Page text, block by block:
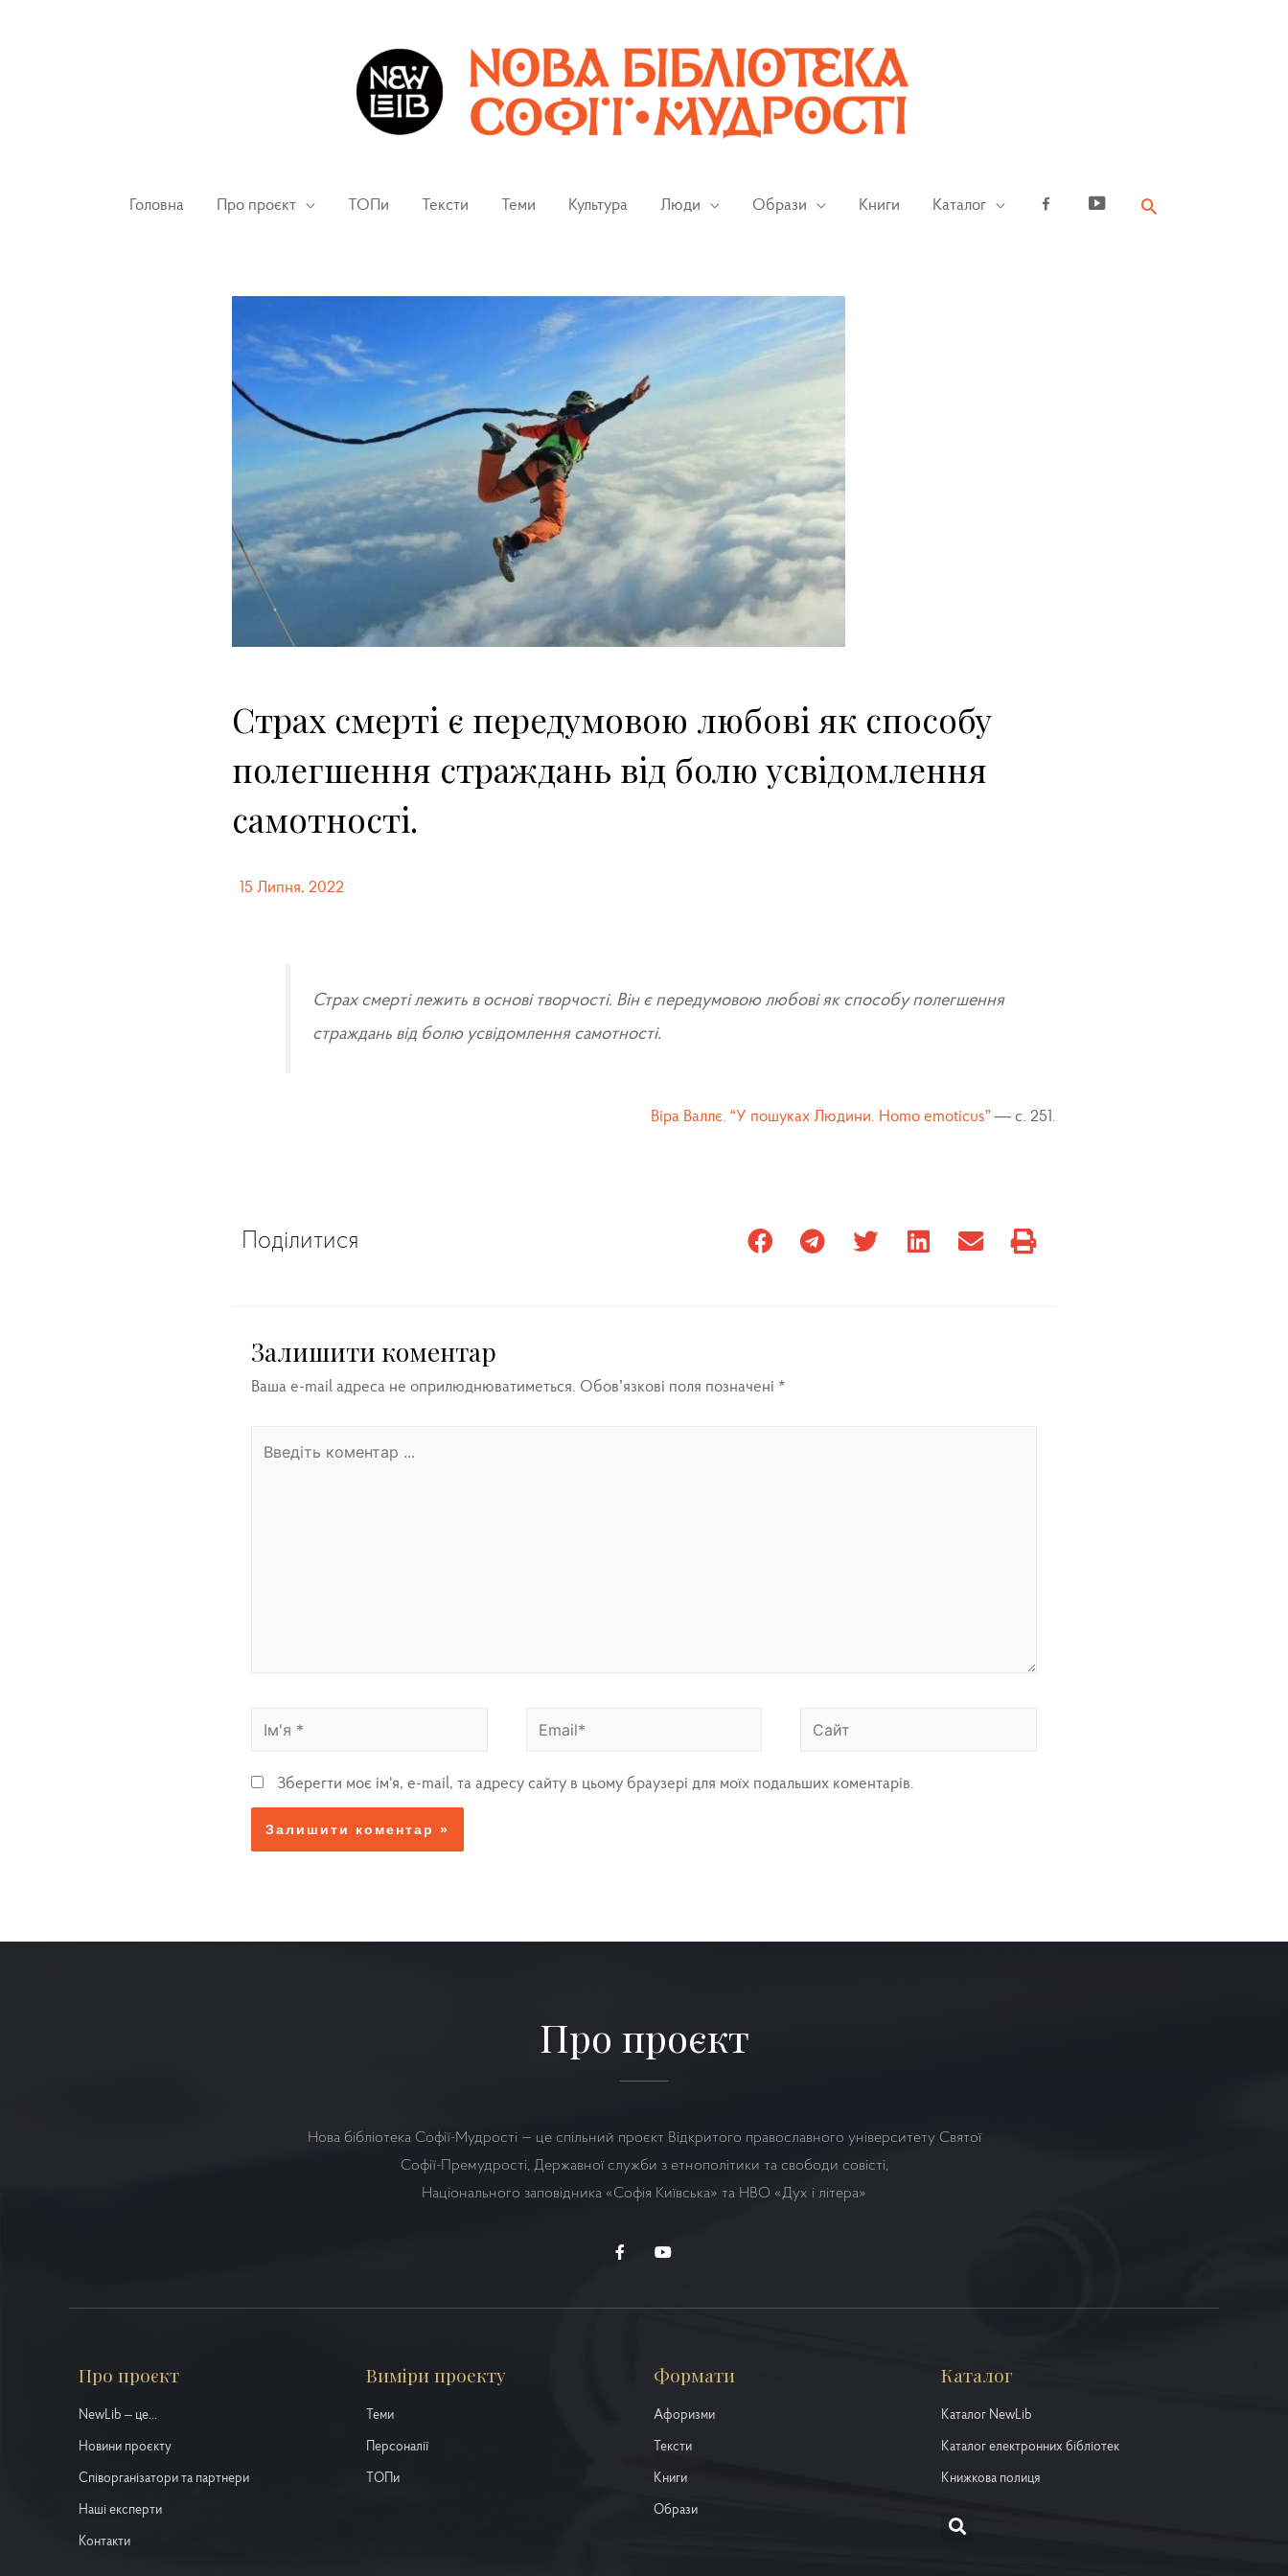
Головна Про проєкт ТОПи Тексти Теми Культура Люди Образи Книги
Каталог
Страх смерті є передумовою любові як способу
полегшення страждань від болю усвідомлення
самотності.
15 Липня, 2022
Страх смерті лежить в основі творчості. Він є передумовою любові як способу полегшення
страждань від болю усвідомлення самотності.
Віра Валлє. “У пошуках Людини. Homo emoticus” — c. 251.
Поділитися
Залишити коментар
Ваша e-mail адреса не оприлюднюватиметься. Обов’язкові поля позначені *
Зберегти моє ім'я, e-mail, та адресу сайту в цьому браузері для моїх подальших коментарів.
Про проєкт
Нова бібліотека Софії-Мудрості — це спільний проєкт Відкритого православного університету Святої
Софії-Премудрості, Державної служби з етнополітики та свободи совісті,
Національного заповідника «Софія Київська» та НВО «Дух і літера»
Про проєкт
NewLib – це...
Новини проєкту
Співорганізатори та партнери
Наші експерти
Контакти
Виміри проекту
Теми
Персоналії
ТОПи
Формати
Афоризми
Тексти
Книги
Образи
Каталог
Каталог NewLib
Каталог електронних бібліотек
Книжкова полиця